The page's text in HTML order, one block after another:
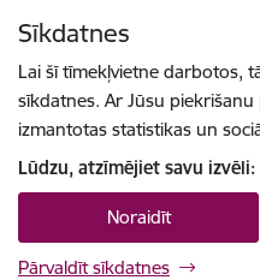
Sīkdatnes
Lai šī tīmekļvietne darbotos,
sīkdatnes. Ar Jūsu
izmantotas statistikas un
Lūdzu, atzīmējiet savu izvēli:
Noraidīt
Pārvaldīt sīkdatnes